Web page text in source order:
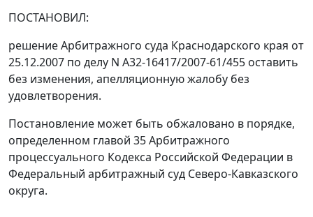
ПОСТАНОВИЛ:
решение Арбитражного суда Краснодарского края от
25.12.2007 по делу N А32-16417/2007-61/455 оставить
без изменения, апелляционную жалобу без
удовлетворения.
Постановление может быть обжаловано в порядке,
определенном главой 35Арбитражного
процессуального Кодекса Российской Федерации в
Федеральный арбитражный суд Северо-Кавказского
округа.